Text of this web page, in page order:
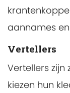
aannames
Vertellers
Vertellers zijn
kiezen hun